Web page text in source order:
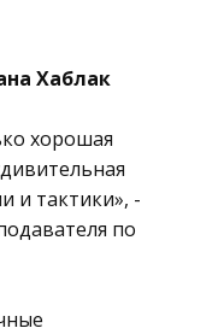
Хаблак
хорошая
и тактики», -
по